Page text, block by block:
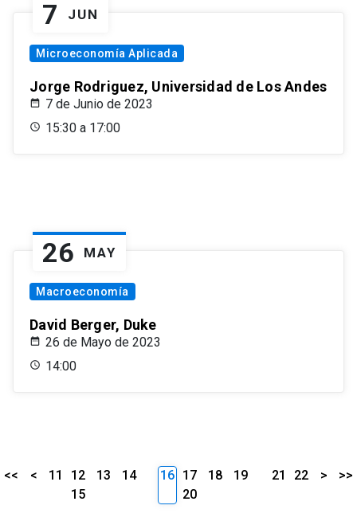
7 JUN
Microeconomía Aplicada
Jorge Rodriguez, Universidad de Los Andes
7 de Junio de 2023
15:30 a 17:00
26 MAY
Macroeconomía
David Berger, Duke
26 de Mayo de 2023
14:00
<< < 11 12 13
14
15
16 17 18
19
20
21 22 > >>